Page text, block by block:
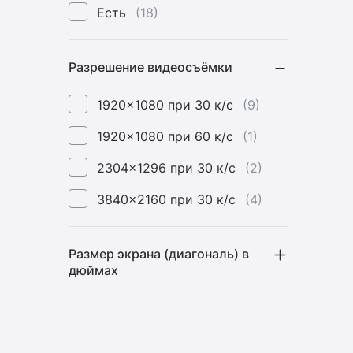
Есть (18)
Разрешение видеосъёмки
1920x1080 при 30 к/с
(9)
1920x1080 при 60 к/с
(1)
2304x1296 при 30 к/с
(2)
3840x2160 при 30 к/с
(4)
Размер экрана (диагональ) в
дюймах